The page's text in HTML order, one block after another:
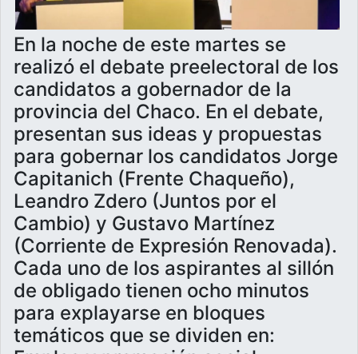
En la noche de este martes se realizó el debate preelectoral de los candidatos a gobernador de la provincia del Chaco. En el debate, presentan sus ideas y propuestas para gobernar los candidatos Jorge Capitanich (Frente Chaqueño), Leandro Zdero (Juntos por el Cambio) y Gustavo Martínez (Corriente de Expresión Renovada). Cada uno de los aspirantes al sillón de obligado tienen ocho minutos para explayarse en bloques temáticos que se dividen en: Empleo y promoción social. Educación y salud. Servicios públicos e infraestructura, desarrollo urbano y vivienda. Temática abierta: tres preguntas de redes, teléfonos y otros. La moderación está a cargo del periodista Pedro Cáceres y todo tiene lugar, al igual que el debate realizado ayer para los candidatos a diputados, en el Salón Casablanca Gala del Hotel Amerian Casino, en la ciudad de Resistencia. EMPLEO Y PROMOCIÓN SOCIAL El primero en tomar la palabra en este eje fue el actual mandatario provincial: "Nuestra plataforma electoral plantea tres objetivos para la próxima gestión, entre esos aumentar el empleo privado formal y transformar los planes sociales en trabajo digno para nuestro pueblo". "Desde nuestro Gobierno logramos más de 18 mil empleos para que se desenvuelven en la cadena de producción y de las pequeñas y medianas empresas. Buscamos desarrollar las cadenas de valor, tenemos el liderazgo en la producción de telas emin y en la producción de miel orgánica. Queremos garantizar el liderazgo de nuestra provincia y por eso es muy importante que la cadena textil y la cadena foresto-industrial incrementen los empleos", explicó el Gobernador. "Creo que es imprescindible transformar los planes sociales en empleo y eso se basa en el fortalecimiento de la economía solidaria, popular y de base social. Esto implica que podamos hacer una actividad duradera", dijo el líder del Frente Chaqueño y enumeró como principal propuesta el incremento en la producción ladrillera. Resaltó tambien la economía de la alimentación. A su turno, el intendente de Resistencia dijo: "Desde el frente CER lo más importante importante para el desarrollo económico y generación de empleo es cambiar de paradigma. necesitamos cambiar la cultura que se ha generado durante tres décadas de Estado dependencia". "El primer acto de Gobierno va a ser liberar a 100 mil personas que dependen de planes municipales y provinciales que son una miseria y para eso vamos a generar una empresa de empleo público-privada que va a permitir a través de un sistema de entrenamiento laboral generar nuevos empleos". "Vamos a liberar a la gente de los punteros políticos y los punteros", afirmó contundente. Martinez resaltó también la importancia de los consorcios rurales. "No puede funcionar el Chaco así, donde a la gente que labura le va mal y los pequeños productores no tienen ni un cupo de gasoil. Tenemos que terminar con el curro ligado a la generación de empleo", cerró. El último en exponer en este bloque temático fue el candidato de JxC. "El Chaco tiene un potencial extraordinario para generar riquezas, el Chaco tiene un potencial pero hay que hacerlo desde la mano de un plan, no puede seguir la provincia en manos de la improvisación", inició Zdero. "Tenemos que recuperar la confianza de los chaqueños en un Estado que tiene un norte y nosotros vamos a convocar a ese plan a todos los sectores. Tenemos que generar trabajo para reducir la informalidad y vamos a llamar a una alianza con el campo, con los comercios, el turismo y demás, tomando en serio cada una de las demandas", siguió. "Es necesario que esta provincia crezca de la mano del trabajo", expresó y así enumeró propuestas como baja de impuestos y reducción de algunos, como por ejemplo, el de la salud. Manifestó también un fuerte impulso del programa Mi Primer Empleo, "estamos convencidos de que la mejora viene de la articulación entre lo público y privado y de la mano de la capacitación", afirmó. "Vivienda, agua salud, trabajo, posibilidad de trabajo y posibilidad de desarrollo, a eso apuntamos", finalizó Zdero. EDUCACIÓN Y SALUD En este caso, el primero en hablar fue el candidato del CER, Gustavo Martínez. "Tenemos que generar un cambio muy profundo, necesitamos poner en valor a la escuela, debe ser la institución más importante de la sociedad. La escuela debe recuperar el rol que tiene en la comunidad y para eso tenemos que recuperar a nuestros docentes". "Ninguno de nosotros hubiera sido lo que es si un docente no hubiera pasado por nuestra vida. Hoy la mayoría de los docentes cobra por debajo de la línea de pobreza y eso es una realidad", dijo contundente. Asimismo, siguió: "Tenemos que fortalecer las guardias y vamos a triplicar el valor de las mismas. Tenemos que reivindicar al trabajador de salud y hoy la salud pública en la provincia es un fracaso. Vamos a promocionar una tarjeta de medicamentos que funcione a través de un sistema de reembolsos, tenemos que terminar con la pérdida de los medicamentos. Se hacen licitaciones millonarias y nos vamos a los hospitales y no hay para operar". "Se debe reformar la ley de educación, pretendemos generar un sistemas de becas para evitar el abandono de la educación y tener centros deportivos y culturales en las escuelas", explicó sobre sus propuestas y habló sobre la ley sancionada este martes por los diputados chaqueños respecto a la titularidad docente. El segundo lugar lo tomo el diputado provincial de JxC. "Es indiscutible que la educación atraviesa uno de sus peores momentos, en cada localidad es la misma historia. Escuelas que se caen a pedazos, algunas escuelas que inauguraron y ni siquiera tienen bancos", inició Zdero. "La escuela tiene sentido si los chicos aprenden, soy hijo de una maestra jardinera jubilada y no queremos que los docentes tengan que meter la mano en el bolsillo para sostener la escuela. Entre 2010 y 2020 perdimos unos 10 mil estudiantes secundarios, estas son las cosas que nos duelen", siguió. En este sentido, destacó como propuestas: "Nuestra principal propuesta es generar un aumento mensual de la cláusula gatillo y llamar a concurso para poder premiar el esfuerzo, vamos a garantizar el llamar al Congreso Pedagógico provincial para tomar las decisiones y priorizaremos la escuela pública". Asimismo, resaltó: "Vamos a fortalecer el sistema sanitario provincial y generar el sistema digital de turnos, planificar la inversión en compra de medicamentos, articulación del sistema público y privado. El sistema de salud estuvo olvidado por años, queremos realmente un sistema optimizado y regularizar la precarización laboral". Finalmente, Capitanich comenzó su alocución en el tópico y dijo: "Tenemos un sistema educativo en donde pudimos garantizar 100 mil sillas y mesas para nuestros alumnos". "Cuando hay aulas abiertas y alumnos aprendiendo quiere decir que la vida está organizada y eso lo hicimos a través de una inversión histórica, como 820 edificios nuevos y refaccionados a nuevos en toda la provincia". "En los próximo años pretendemos llegar a la entrega de 300 mil computadoras, enseñanza de idiomas e informáticas, fortalecimiento de la participación social, cambio en la currícula en la educación secundaria y terciaria", detalló entre sus propuestas. "En lo que comprende al sistema sanitario, lo que hacen es una descripción de sus respectivos gobiernos", aseveró el líder del Frente Chaqueño sobre las palabras de Zdero y Martínez. "Pasamos de 7% de presupuesto al 12% y logramos garantizar insumos y medicamentos para la atención de los pacientes, hoy el sistema privado está quebrado y la gente va al sistema público", continuó. Sobre esta línea, enumeró: "Nos comprometemos a implementar de manera efectiva la carrera de formación sanitaria, queremos garantizar que cada médico una unidad física y variable, el tener historia clínica electrónica centralizada con interoperabilidad lo que permite un portal del paciente para poder hacer consultas y recetas electrónicas. Lleva tiempo y transforma la calidad de vida pero va a funcionar". SERVICIOS PÚBLICOS E INFRAESTRUCTURA, DESARROLLO URBANO Y VIVIENDA El primero en tomar la palabra en el último eje temático previo a las preguntas del público fue el candidato Leandro Zdero. "Los servicios, la obra pública, la planificación del territorio y la planificación urbana son importantes y cómo estamos viviendo momentos difíciles en la provincia tenemos que trabajar en una transición ordenada. Este Gobierno nos deja una bomba de mecha corta". "Como gestión hemos tomado la decisión de auditar las empresas públicas que hoy son cajas oscuras y políticas, como por ejemplo Secheep", detalló. Sobre este punto, siguió: "Ninguna jurisdicción va a tener coronita, todos van a pagar la luz como se debe y eso conlleva nuevas obras e inversiones, estamos convencidos que las cosas que se hacen se deben hacer de manera transparente. Vamos a seguir con el segundo acueducto pero pretendemos también generar formas alternativas para que la gente pueda acceder al agua en el lugar donde viven". Al cierre, enumeró propuesta como: la continuidad del gasoducto para parques industriales y redes domiciliarias, planificación de obras desde el Norte Grande, desarrollo de la autovía Makalle - Avia Terai, generación de planes de obra en la que cada trabajo tenga su presupuesto asignado y un fuerte impulso a la vivienda, tanto sociales como rurales. A su turno, Capitanich enfatizó: "Nosotros sabemos hacer, nosotros no hablamos de planificación, nosotros hacemos". En este sentido, detalló: "En nuestra gestión realizamos 75 soluciones habitacionales con varias herramientas, desde el NBCH hasta sistemas de créditos y el plan procrear y en la próxima etapa comprende 20 mil viviendas más con distintos mecanismos de inversión". En lo que comprende a infraestructura destacó: "El gas en el Chaco llegó gracias a una inversión nuestra, tenemos 70 municipios conectados con la fibra óptica y queda por delante la universalización del